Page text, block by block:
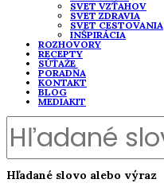
SVET VZŤAHOV
SVET ZDRAVIA
SVET CESTOVANIA
INŠPIRÁCIA
ROZHOVORY
RECEPTY
SÚŤAŽE
PORADŇA
KONTAKT
BLOG
MEDIAKIT
Hľadané slovo alebo výraz